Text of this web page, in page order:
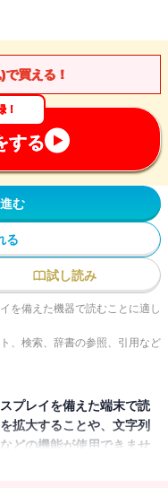
で買える！
！
する
む
る
試し読み
を備えた機器で読むことに適し
、検索、辞書の参照、引用など
プレイを備えた端末で読
拡大することや、文字列
どの機能が使用できませ